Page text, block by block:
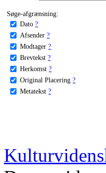
Søge-afgrænsning:
Dato ?
Afsender ?
Modtager ?
Brevtekst ?
Herkomst ?
Original Placering ?
Metatekst ?